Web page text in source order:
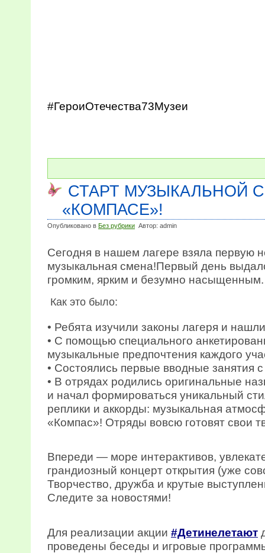
#ГероиОтечества73Музеи
СТАРТ МУЗЫКАЛЬНОЙ
«КОМПАСЕ»!
Опубликовано в Без рубрики Автор: admin
Сегодня в нашем лагере взяла первую
музыкальная смена!Первый день
громким, ярким и безумно насыщенным.
Как это было:
• Ребята изучили законы лагеря и
• С помощью специального
музыкальные предпочтения каждого
• Состоялись первые вводные занятия
• В отрядах родились оригинальные
и начал формироваться уникальный
реплики и аккорды: музыкальная
«Компас»! Отряды вовсю готовят свои
Впереди — море интерактивов,
грандиозный концерт открытия (уже
Творчество, дружба и крутые
Следите за новостями!
Для реализации акции #Детинелетают
проведены беседы и игровые